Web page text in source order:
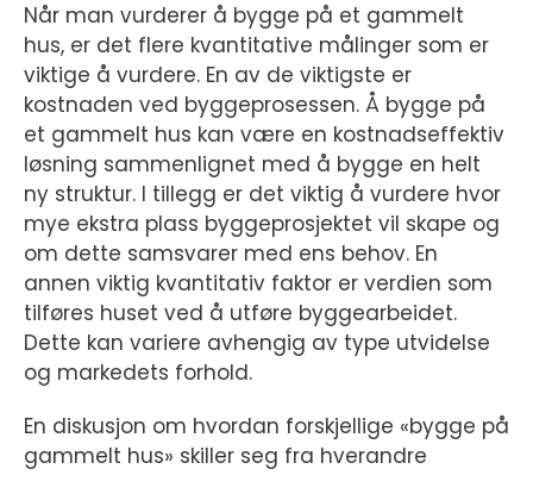
Når man vurderer å bygge på et gammelt
hus, er det flere kvantitative målinger som er
viktige å vurdere. En av de viktigste er
kostnaden ved byggeprosessen. Å bygge på
et gammelt hus kan være en kostnadseffektiv
løsning sammenlignet med å bygge en helt
ny struktur. I tillegg er det viktig å vurdere hvor
mye ekstra plass byggeprosjektet vil skape og
om dette samsvarer med ens behov. En
annen viktig kvantitativ faktor er verdien som
tilføres huset ved å utføre byggearbeidet.
Dette kan variere avhengig av type utvidelse
og markedets forhold.
En diskusjon om hvordan forskjellige «bygge på
gammelt hus» skiller seg fra hverandre